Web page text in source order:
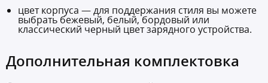
цвет корпуса — для поддержания стиля вы можете
выбрать бежевый, белый, бордовый или
классический черный цвет зарядного устройства.
Дополнительная комплектовка